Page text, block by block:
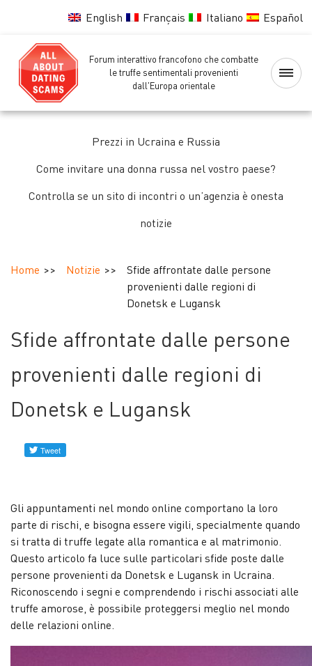
English Français Italiano Español
Forum interattivo francofono che combatte
le truffe sentimentali provenienti
dall'Europa orientale
Home
Lista
ragazze
verificati
Contattaci
Prezzi in Ucraina e Russia
Come invitare una donna russa nel vostro paese?
Controlla se un sito di incontri o un’agenzia è onesta
notizie
Home Notizie
Sfide affrontate dalle persone
provenienti dalle regioni di
Donetsk e Lugansk
Sfide affrontate dalle persone
provenienti dalle regioni di
Donetsk e Lugansk
Gli appuntamenti nel mondo online comportano la loro
parte di rischi, e bisogna essere vigili, specialmente quando
si tratta di truffe legate alla romantica e al matrimonio.
Questo articolo fa luce sulle particolari sfide poste dalle
persone provenienti da Donetsk e Lugansk in Ucraina.
Riconoscendo i segni e comprendendo i rischi associati alle
truffe amorose, è possibile proteggersi meglio nel mondo
delle relazioni online.